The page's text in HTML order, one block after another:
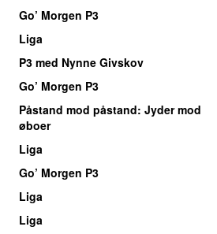
Go’ Morgen P3
Liga
P3 med Nynne Givskov
Go’ Morgen P3
Påstand mod påstand: Jyder mod
øboer
Liga
Go’ Morgen P3
Liga
Liga